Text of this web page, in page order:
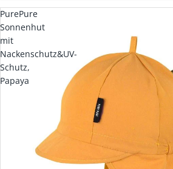
PurePure
Sonnenhut
mit
Nackenschutz&UV-
Schutz,
Papaya